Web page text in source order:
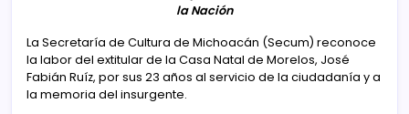
la Nación
La Secretaría de Cultura de Michoacán (Secum) reconoce
la labor del extitular de la Casa Natal de Morelos, José
Fabián Ruíz, por sus 23 años al servicio de la ciudadanía y a
la memoria del insurgente.